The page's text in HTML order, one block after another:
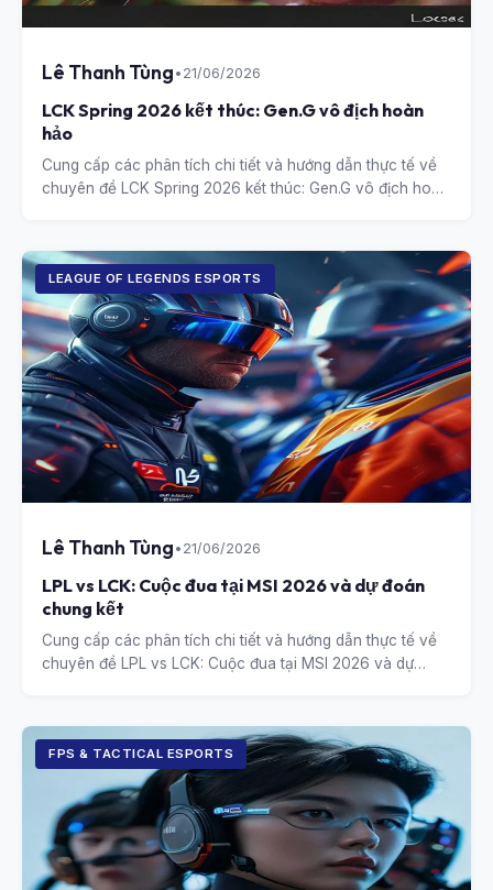
Lê Thanh Tùng • 21/06/2026
LCK Spring 2026 kết thúc: Gen.G vô địch hoàn
hảo
Cung cấp các phân tích chi tiết và hướng dẫn thực tế về
chuyên đề LCK Spring 2026 kết thúc: Gen.G vô địch hoàn
LEAGUE OF LEGENDS ESPORTS
Lê Thanh Tùng • 21/06/2026
LPL vs LCK: Cuộc đua tại MSI 2026 và dự đoán
chung kết
Cung cấp các phân tích chi tiết và hướng dẫn thực tế về
chuyên đề LPL vs LCK: Cuộc đua tại MSI 2026 và dự
FPS & TACTICAL ESPORTS